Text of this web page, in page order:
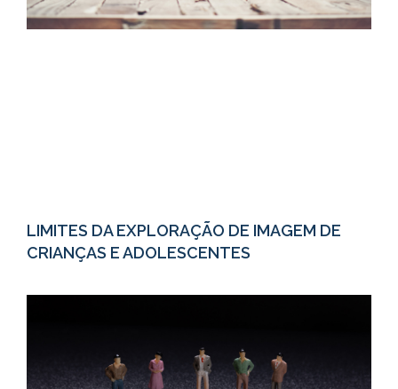
LIMITES DA EXPLORAÇÃO DE IMAGEM DE
CRIANÇAS E ADOLESCENTES